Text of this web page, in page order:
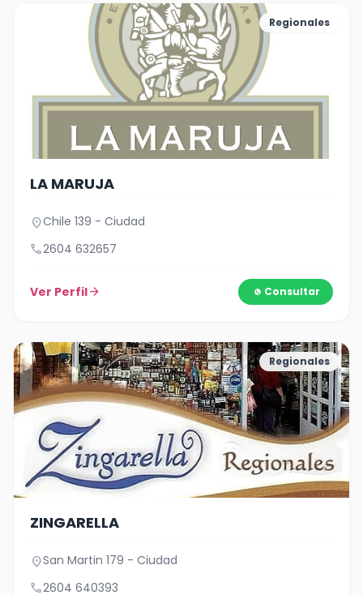
Regionales
LA MARUJA
location_onChile 139 - Ciudad
call2604 632657
Ver Perfilarrow_forward Consultar
Regionales
ZINGARELLA
location_onSan Martin 179 - Ciudad
call2604 640393